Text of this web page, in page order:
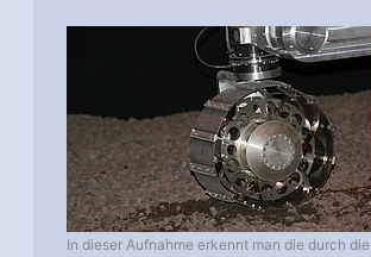
In dieser Aufnahme erkennt man die durch die